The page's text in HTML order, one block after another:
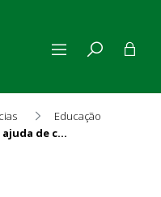
Educação
Alunos da rede pública terão ajuda de custo para participar de eventos